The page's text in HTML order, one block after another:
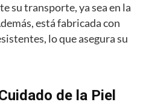
su transporte, ya sea en la
está fabricada con
lo que asegura su
de la Piel